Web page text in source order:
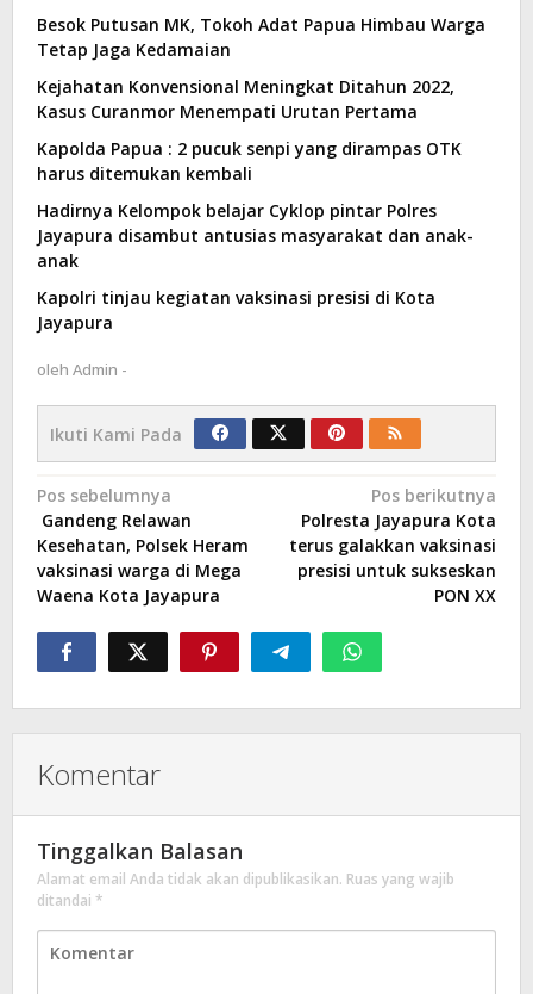
Besok Putusan MK, Tokoh Adat Papua Himbau Warga
Tetap Jaga Kedamaian
Kejahatan Konvensional Meningkat Ditahun 2022,
Kasus Curanmor Menempati Urutan Pertama
Kapolda Papua : 2 pucuk senpi yang dirampas OTK
harus ditemukan kembali
Hadirnya Kelompok belajar Cyklop pintar Polres
Jayapura disambut antusias masyarakat dan anak-
anak
Kapolri tinjau kegiatan vaksinasi presisi di Kota
Jayapura
oleh Admin -
Ikuti Kami Pada
Navigasi
pos
Pos sebelumnya
Gandeng Relawan
Kesehatan, Polsek Heram
vaksinasi warga di Mega
Waena Kota Jayapura
Pos berikutnya
Polresta Jayapura Kota
terus galakkan vaksinasi
presisi untuk sukseskan
PON XX
Komentar
Tinggalkan Balasan
Alamat email Anda tidak akan dipublikasikan. Ruas yang wajib
ditandai *